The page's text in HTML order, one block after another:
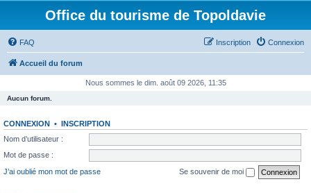
Office du tourisme de Topoldavie
FAQ Connexion
Inscription
Accueil du forum
Nous sommes le dim. août 09 2026, 11:35
Aucun forum.
CONNEXION • INSCRIPTION
Nom d’utilisateur :
Mot de passe :
J’ai oublié mon mot de passe
Se souvenir de moi